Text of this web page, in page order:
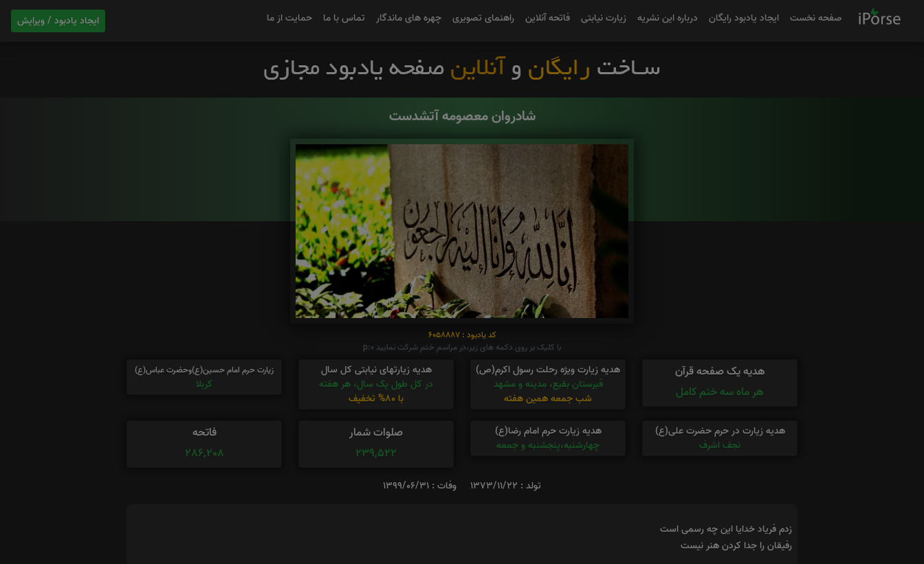
ایجاد یادبود / ویرایش صفحه نخست ایجاد یادبود رایگان درباره این نشریه زیارت نیابتی فاتحه آنلاین راهنمای تصویری چهره های ماندگار تماس با ما حمایت از ما
شادروان معصومه آتشدست
کد یادبود : 6058887
با کلیک بر روی دکمه های زیر،در مراسم ختم شرکت نمایید p:0
هدیه یک صفحه قرآن
هر ماه سه ختم کامل
هدیه زیارت ویژه رحلت رسول اکرم(ص)
قبرستان بقیع، مدینه و مشهد
شب جمعه همین هفته
هدیه زیارتهای نیابتی کل سال
در کل طول یک سال، هر هفته
با 80% تخفیف
زیارت حرم امام حسین(ع)وحضرت عباس(ع)
کربلا
هدیه زیارت در حرم حضرت علی(ع)
نجف اشرف
هدیه زیارت حرم امام رضا(ع)
چهارشنبه،پنجشنبه و جمعه
صلوات شمار
239,522
فاتحه
286,208
تولد : 1373/11/22 وفات : 1399/06/31
زدم فریاد خدایا این چه رسمی است
رفیقان را جدا کردن هنر نیست